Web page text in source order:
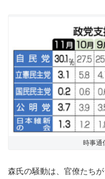
時事通
森氏の騒動は、官僚たち